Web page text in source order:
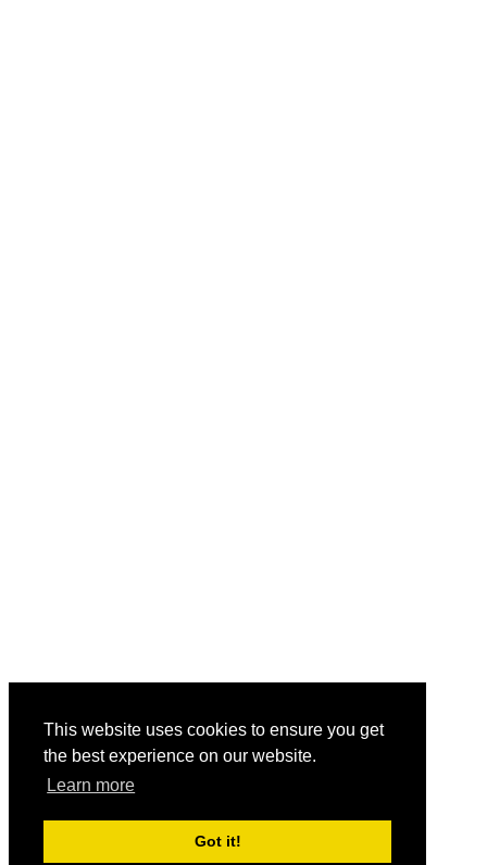
This website uses cookies to ensure you get
the best experience on our website.
Learn more
Got it!